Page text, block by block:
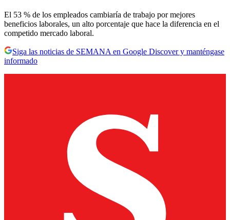
El 53 % de los empleados cambiaría de trabajo por mejores
beneficios laborales, un alto porcentaje que hace la diferencia en el
competido mercado laboral.
Siga las noticias de SEMANA en Google Discover y manténgase
informado